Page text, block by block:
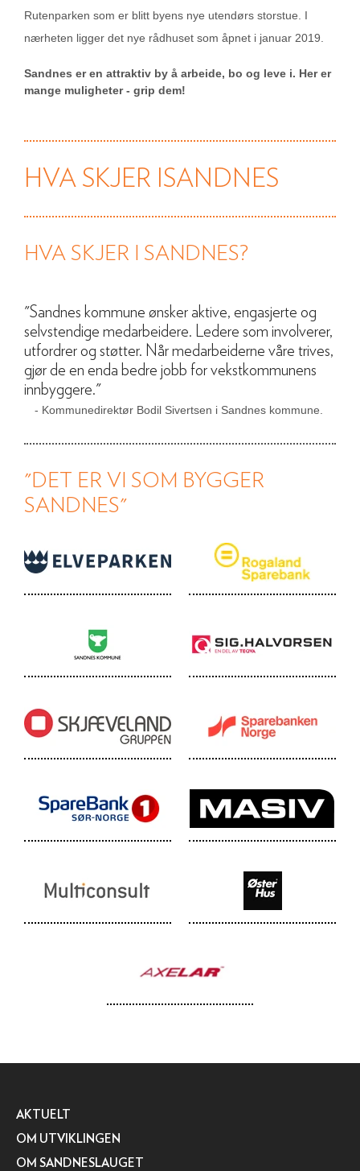
Rutenparken som er blitt byens nye utendørs storstue. I
nærheten ligger det nye rådhuset som åpnet i januar 2019.
Sandnes er en attraktiv by å arbeide, bo og leve i. Her er
mange muligheter - grip dem!
HVA SKJER ISANDNES
HVA SKJER I SANDNES?
"Sandnes kommune ønsker aktive, engasjerte og
selvstendige medarbeidere. Ledere som involverer,
utfordrer og støtter. Når medarbeiderne våre trives,
gjør de en enda bedre jobb for vekstkommunens
innbyggere."
- Kommunedirektør Bodil Sivertsen i Sandnes kommune.
"DET ER VI SOM BYGGER
SANDNES"
AKTUELT
OM UTVIKLINGEN
OM SANDNESLAUGET